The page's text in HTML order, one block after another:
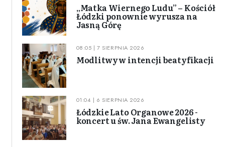
„Matka Wiernego Ludu” – Kościół
Łódzki ponownie wyrusza na
Jasną Górę
08:05 | 7 SIERPNIA 2026
Modlitwy w intencji beatyfikacji
01:04 | 6 SIERPNIA 2026
Łódzkie Lato Organowe 2026 -
koncert u św. Jana Ewangelisty